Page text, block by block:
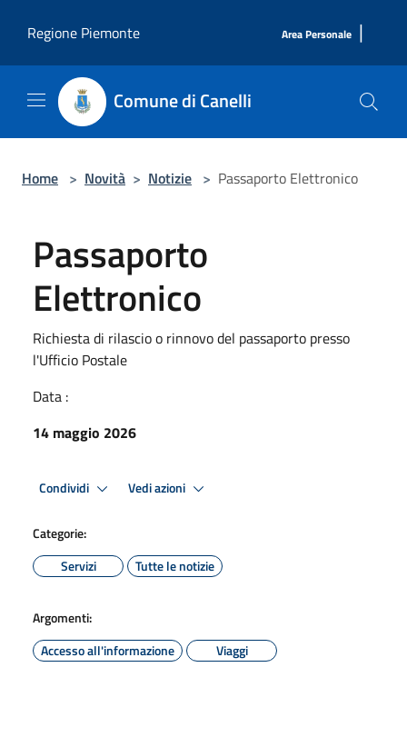
Regione Piemonte
Area Personale |
Comune di Canelli
Home > Novità > Notizie > Passaporto Elettronico
Passaporto
Elettronico
Richiesta di rilascio o rinnovo del passaporto presso
l'Ufficio Postale
Data :
14 maggio 2026
Condividi Vedi azioni
Categorie:
Servizi
Tutte le notizie
Argomenti:
Accesso all'informazione
Viaggi